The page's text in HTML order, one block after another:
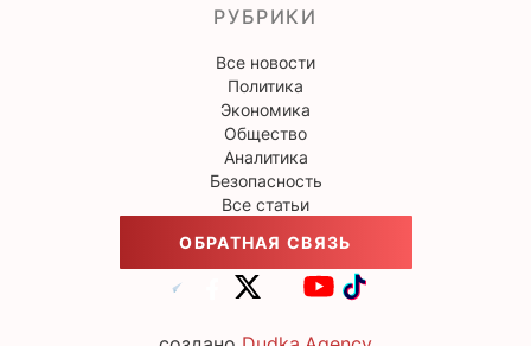
РУБРИКИ
Все новости
Политика
Экономика
Общество
Аналитика
Безопасность
Все статьи
ОБРАТНАЯ СВЯЗЬ